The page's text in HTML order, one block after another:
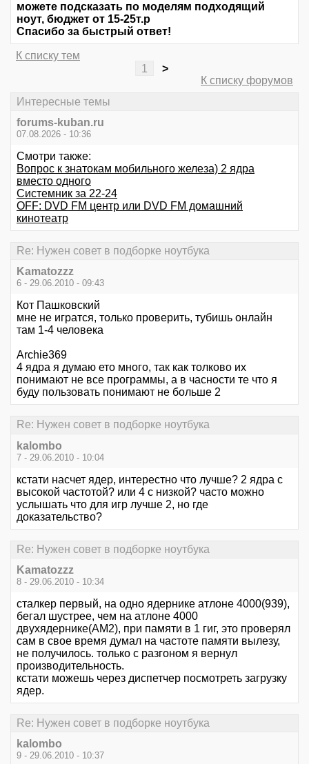
можете подсказать по моделям подходящий
ноут, бюджет от 15-25т.р
Спасибо за быстрый ответ!
К списку тем
1
>
К списку форумов
Интересные темы
forums-kuban.ru
07.08.2026 - 10:36
Смотри также:
Вопрос к знатокам мобильного железа) 2 ядра
вместо одного
Системник за 22-24
OFF: DVD FM центр или DVD FM домашний
кинотеатр
Re: Нужен совет в подборке ноутбука
Kamatozzz
6 - 29.06.2010 - 09:43
Кот Пашковский
мне не игратся, только проверить, тубишь онлайн
там 1-4 человека
Archie369
4 ядра я думаю ето много, так как толково их
понимают не все программы, а в часности те что я
буду пользовать понимают не больше 2
Re: Нужен совет в подборке ноутбука
kalombo
7 - 29.06.2010 - 10:04
кстати насчет ядер, интерестно что лучше? 2 ядра с
высокой частотой? или 4 с низкой? часто можно
услышать что для игр лучше 2, но где
доказательство?
Re: Нужен совет в подборке ноутбука
Kamatozzz
8 - 29.06.2010 - 10:34
сталкер первый, на одно ядернике атлоне 4000(939),
бегал шустрее, чем на атлоне 4000
двухядернике(АМ2), при памяти в 1 гиг, это проверял
сам в свое время думал на частоте памяти вылезу,
не получилось. только с разгоном я вернул
производительность.
кстати можешь через диспетчер посмотреть загрузку
ядер.
Re: Нужен совет в подборке ноутбука
kalombo
9 - 29.06.2010 - 10:37